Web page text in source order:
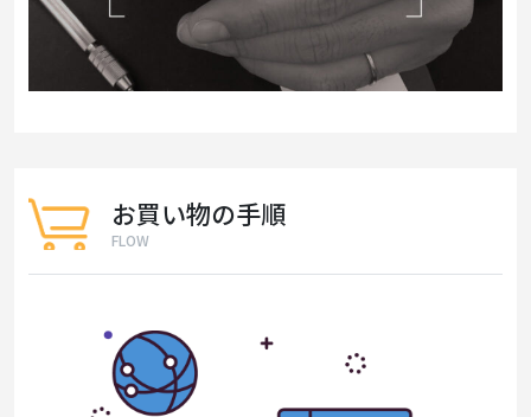
お買い物の手順
FLOW